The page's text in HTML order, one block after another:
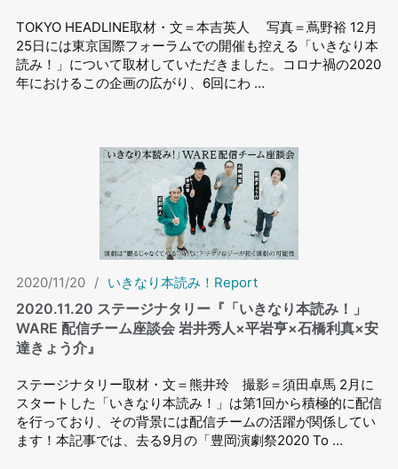
TOKYO HEADLINE取材・文＝本吉英人 写真＝蔦野裕 12月
25日には東京国際フォーラムでの開催も控える「いきなり本
読み！」について取材していただきました。コロナ禍の2020
年におけるこの企画の広がり、6回にわ …
2020/11/20 / いきなり本読み！Report
2020.11.20 ステージナタリー『「いきなり本読み！」
WARE 配信チーム座談会 岩井秀⼈×平岩亨×⽯橋利真×安
達きょう介』
ステージナタリー取材・文＝熊井玲 撮影＝須田卓馬 2月に
スタートした「いきなり本読み！」は第1回から積極的に配信
を行っており、その背景には配信チームの活躍が関係してい
ます！本記事では、去る9月の「豊岡演劇祭2020 To …